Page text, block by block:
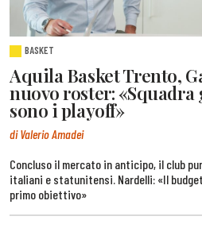
BASKET
Aquila Basket Trento,
nuovo roster:
sono i playoff»
di Valerio Amadei
Concluso il mercato in anticipo, il club
italiani e statunitensi. Nardelli: «Il
primo obiettivo»